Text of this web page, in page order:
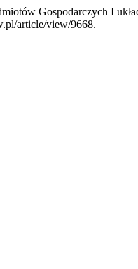
Gospodarczych I
article/view/9668.